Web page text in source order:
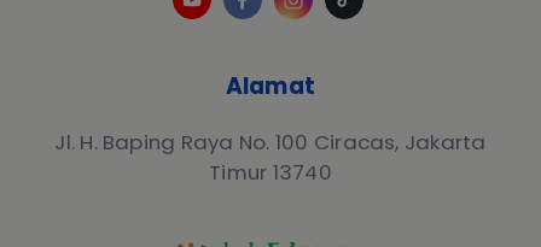
Alamat
Jl. H. Baping Raya No. 100 Ciracas, Jakarta
Timur 13740